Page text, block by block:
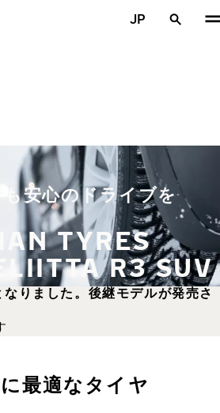
JP
安心のドライブを
TYRES
R3 SUV
りました。後継モデルが発売さ
最適なタイヤ